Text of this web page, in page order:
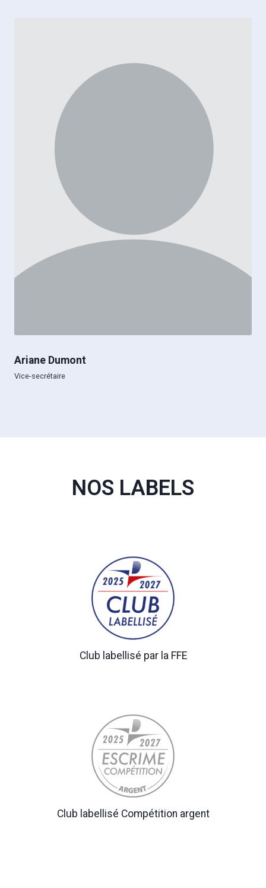
Ariane Dumont
Vice-secrétaire
NOS LABELS
Club labellisé par la FFE
Club labellisé Compétition argent